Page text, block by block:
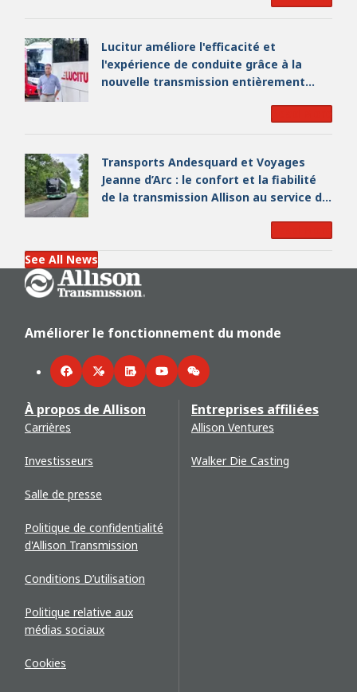
Lucitur améliore l'efficacité et
l'expérience de conduite grâce à la
nouvelle transmission entièrement
Transports Andesquard et Voyages
Jeanne d’Arc : le confort et la fiabilité
de la transmission Allison au service du
See All News
Go Home
Améliorer le fonctionnement du monde
FacebookTwitterLinkedInYouTubeWeChat
À propos de Allison
Carrières
Investisseurs
Salle de presse
Politique de confidentialité
d'Allison Transmission
Conditions D’utilisation
Politique relative aux
médias sociaux
Cookies
Entreprises affiliées
Allison Ventures
Walker Die Casting